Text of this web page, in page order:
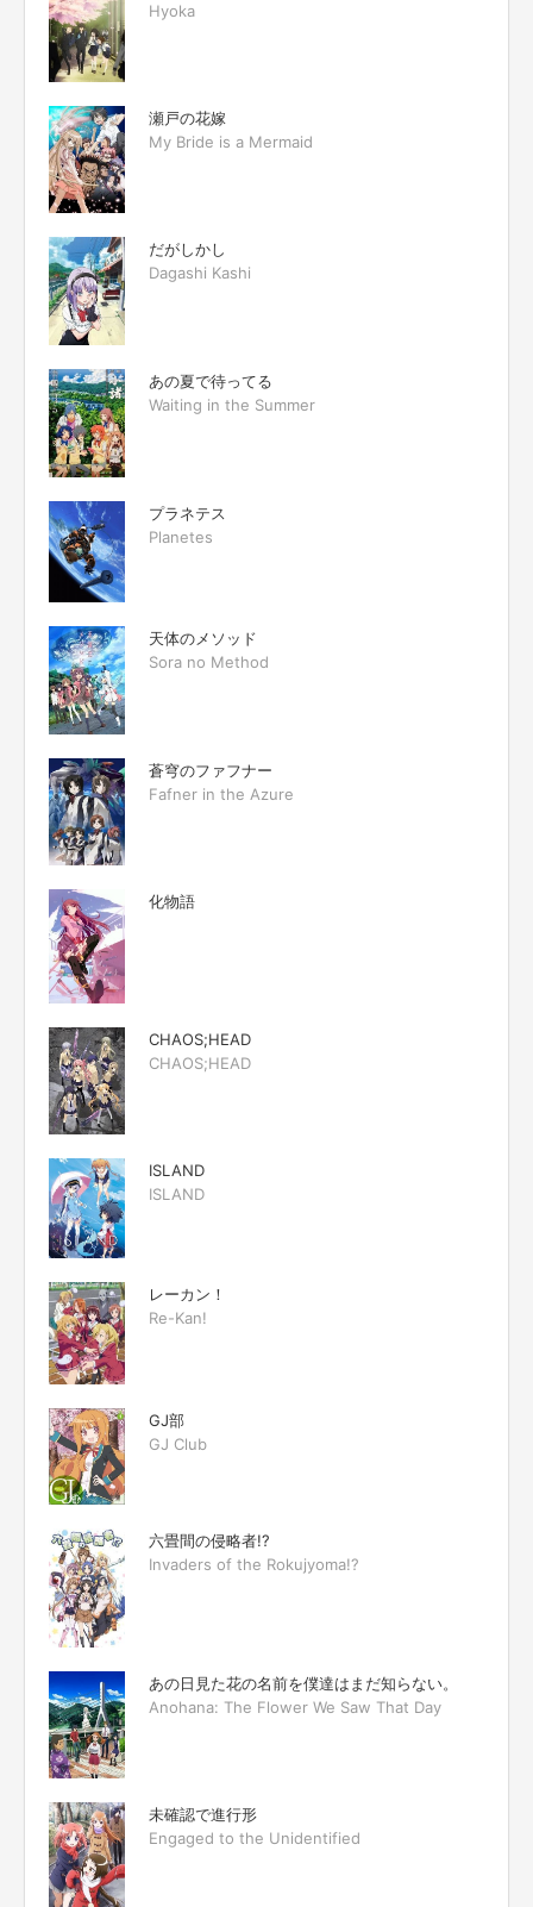
Hyoka
瀬戸の花嫁
My Bride is a Mermaid
だがしかし
Dagashi Kashi
あの夏で待ってる
Waiting in the Summer
プラネテス
Planetes
天体のメソッド
Sora no Method
蒼穹のファフナー
Fafner in the Azure
化物語
CHAOS;HEAD
CHAOS;HEAD
ISLAND
ISLAND
レーカン！
Re-Kan!
GJ部
GJ Club
六畳間の侵略者!?
Invaders of the Rokujyoma!?
あの日見た花の名前を僕達はまだ知らない。
Anohana: The Flower We Saw That Day
未確認で進行形
Engaged to the Unidentified